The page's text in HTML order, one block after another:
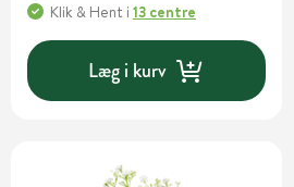
Klik & Hent i 13 centre
Læg i kurv